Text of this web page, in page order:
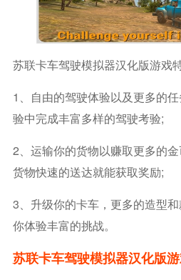
苏联卡车驾驶模拟器汉化版游戏
1、自由的驾驶体验以及更多的
验中完成丰富多样的驾驶考验;
2、运输你的货物以赚取更多的
货物快速的送达就能获取奖励;
3、升级你的卡车，更多的造型
你体验丰富的挑战。
苏联卡车驾驶模拟器汉化版